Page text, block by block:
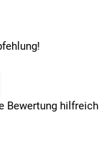
Bewertung hilfreich